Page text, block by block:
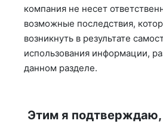
компания не несет
возможные последствия,
возникнуть в результате
использования информации,
данном разделе.
Этим я подтверждаю,